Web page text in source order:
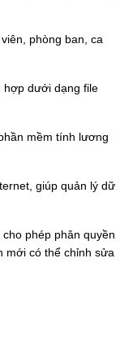
phòng ban, ca
hợp dưới dạng file
mềm tính lương
giúp quản lý dữ
cho phép phân quyền
mới có thể chỉnh sửa